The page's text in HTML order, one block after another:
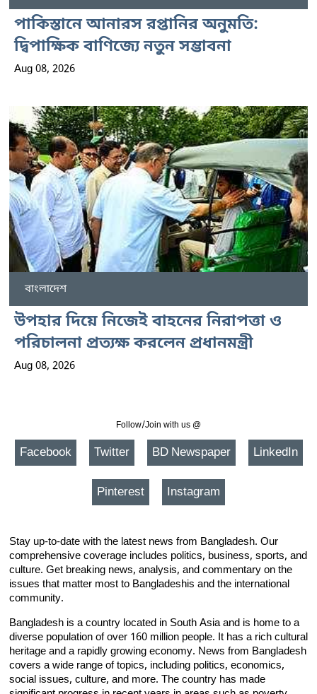
পাকিস্তানে আনারস রপ্তানির অনুমতি:
দ্বিপাক্ষিক বাণিজ্যে নতুন সম্ভাবনা
Aug 08, 2026
বাংলাদেশ
উপহার দিয়ে নিজেই বাহনের নিরাপত্তা ও
পরিচালনা প্রত্যক্ষ করলেন প্রধানমন্ত্রী
Aug 08, 2026
Follow/Join with us @
Facebook Twitter BD Newspaper LinkedIn
Pinterest Instagram
Stay up-to-date with the latest news from Bangladesh. Our
comprehensive coverage includes politics, business, sports, and
culture. Get breaking news, analysis, and commentary on the
issues that matter most to Bangladeshis and the international
community.
Bangladesh is a country located in South Asia and is home to a
diverse population of over 160 million people. It has a rich cultural
heritage and a rapidly growing economy. News from Bangladesh
covers a wide range of topics, including politics, economics,
social issues, culture, and more. The country has made